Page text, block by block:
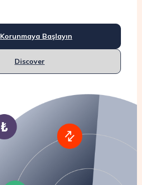
Korunmaya Başlayın
Discover